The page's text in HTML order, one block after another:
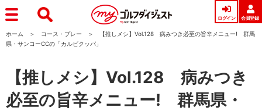
ログイン 会員登録
ホーム コース・プレー
【推しメシ】Vol.128 病みつき必至の旨辛メニュー! 群馬
県・サンコーCCの「カルビクッパ」
【推しメシ】Vol.128 病みつき
必至の旨辛メニュー! 群馬県・